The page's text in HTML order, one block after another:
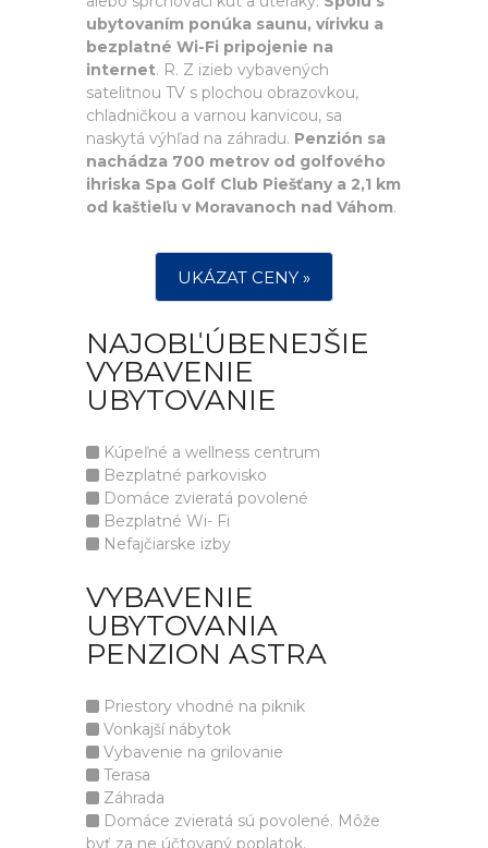
ubytovaním ponúka saunu, vírivku a
bezplatné Wi-Fi pripojenie na
internet. R. Z izieb vybavených
satelitnou TV s plochou obrazovkou,
chladničkou a varnou kanvicou, sa
naskytá výhľad na záhradu. Penzión sa
nachádza 700 metrov od golfového
ihriska Spa Golf Club Piešťany a 2,1 km
od kaštieľu v Moravanoch nad Váhom.
UKÁZAT CENY »
NAJOBĽÚBENEJŠIE
VYBAVENIE
UBYTOVANIE
Kúpeľné a wellness centrum
Bezplatné parkovisko
Domáce zvieratá povolené
Bezplatné Wi- Fi
Nefajčiarske izby
VYBAVENIE
UBYTOVANIA
PENZION ASTRA
Priestory vhodné na piknik
Vonkajší nábytok
Vybavenie na grilovanie
Terasa
Záhrada
Domáce zvieratá sú povolené. Môže
byť za ne účtovaný poplatok.